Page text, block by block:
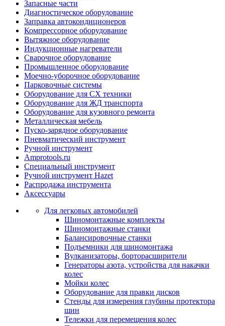
Запасные части
Диагностическое оборудование
Заправка автокондиционеров
Компрессорное оборудование
Вытяжное оборудование
Индукционные нагреватели
Сварочное оборудование
Промышленное оборудование
Моечно-уборочное оборудование
Парковочные системы
Оборудование для СХ техники
Оборудование для ЖД транспорта
Оборудование для кузовного ремонта
Металлическая мебель
Пуско-зарядное оборудование
Пневматический инструмент
Ручной инструмент
Amprotools.ru
Специальный инструмент
Ручной инструмент Hazet
Распродажа инструмента
Аксессуары
Для легковых автомобилей
Шиномонтажные комплекты
Шиномонтажные станки
Балансировочные станки
Подъемники для шиномонтажа
Вулканизаторы, борторасширители
Генераторы азота, устройства для накачки
колес
Мойки колес
Оборудование для правки дисков
Стенды для измерения глубины протектора
шин
Тележки для перемещения колес